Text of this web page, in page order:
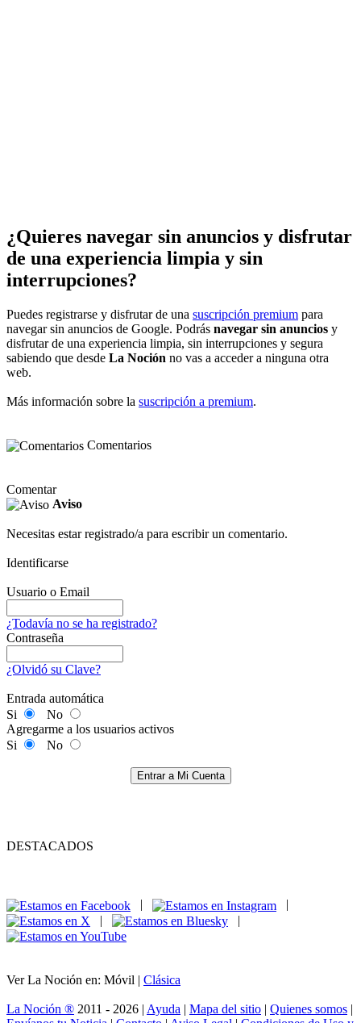
¿Quieres navegar sin anuncios y disfrutar
de una experiencia limpia y sin
interrupciones?
Puedes registrarse y disfrutar de una suscripción premium para
navegar sin anuncios de Google. Podrás navegar sin anuncios y
disfrutar de una experiencia limpia, sin interrupciones y segura
sabiendo que desde La Noción no vas a acceder a ninguna otra
web.
Más información sobre la suscripción a premium.
Comentarios
Comentar
Aviso
Necesitas estar registrado/a para escribir un comentario.
Identificarse
Usuario o Email
¿Todavía no se ha registrado?
Contraseña
¿Olvidó su Clave?
Entrada automática
Si
No
Agregarme a los usuarios activos
Si
No
Entrar a Mi Cuenta
DESTACADOS
|
|
Ver La Noción en: Móvil | Clásica
La Noción ® 2011 - 2026 | Ayuda | Mapa del sitio | Quienes somos |